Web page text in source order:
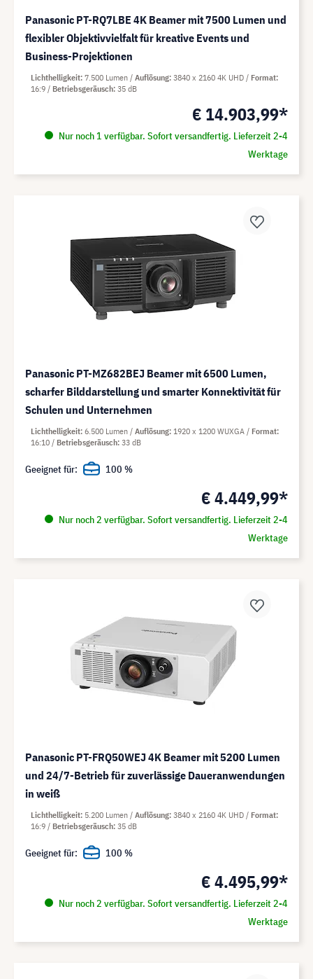
Panasonic PT-RQ7LBE 4K Beamer mit 7500 Lumen und
flexibler Objektivvielfalt für kreative Events und
Business-Projektionen
€ 14.903,99*
Nur noch 1 verfügbar. Sofort versandfertig. Lieferzeit 2-4
Werktage
Lichthelligkeit 7.500 Lumen Auflösung 3840 x 2160 4K UHD
Format
16:9
Betriebsgeräusch 35 dB
Panasonic PT-MZ682BEJ Beamer mit 6500 Lumen,
scharfer Bilddarstellung und smarter Konnektivität für
Schulen und Unternehmen
€ 4.449,99*
Nur noch 2 verfügbar. Sofort versandfertig. Lieferzeit 2-4
Werktage
Lichthelligkeit 6.500 Lumen Auflösung 1920 x 1200 WUXGA
Format
16:10
Betriebsgeräusch 33 dB
Geeignet für: 100 %
Panasonic PT-FRQ50WEJ 4K Beamer mit 5200 Lumen
und 24/7-Betrieb für zuverlässige Daueranwendungen
in weiß
€ 4.495,99*
Nur noch 2 verfügbar. Sofort versandfertig. Lieferzeit 2-4
Werktage
Lichthelligkeit 5.200 Lumen Auflösung 3840 x 2160 4K UHD
Format
16:9
Betriebsgeräusch 35 dB
Geeignet für: 100 %